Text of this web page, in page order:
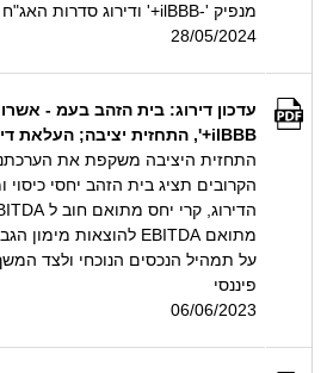
מנפיק '-ilBBB+' ודירוג סדרות האג"ח 'ilA'
28/05/2024
עדכון דירוג: בית הזהב בעמ -
ilBBB+', התחזית יציבה; העלאת דירוג סדרות האג"ח ל 'ilA'
הקרובים תציג בית הזהב יחסי כיסוי
על תמהיל הנכסים הנוכחי ולצד
פיננסי
06/06/2023